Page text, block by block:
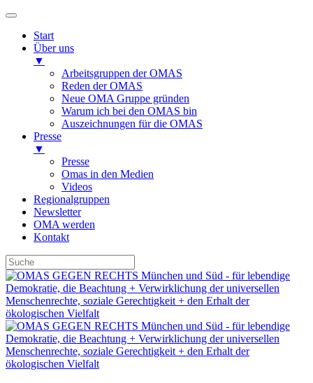
Start
Über uns
▼
Arbeitsgruppen der OMAS
Reden der OMAS
Neue OMA Gruppe gründen
Warum ich bei den OMAS bin
Auszeichnungen für die OMAS
Presse
▼
Presse
Omas in den Medien
Videos
Regionalgruppen
Newsletter
OMA werden
Kontakt